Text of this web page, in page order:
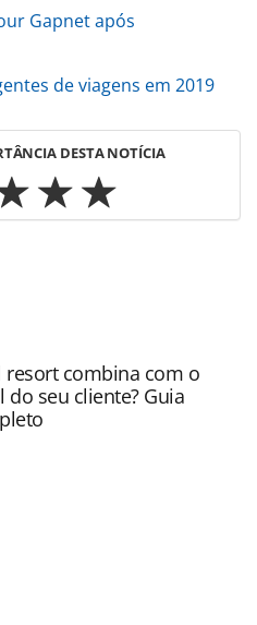
Gapnet após
de viagens em 2019
DESTA NOTÍCIA
gente/eventos/2019/01/
time-de-
ferramentas oferecidas na
pela PANROTAS
brasileira sobre direito
sem autorização da
resort combina com o
do seu cliente? Guia